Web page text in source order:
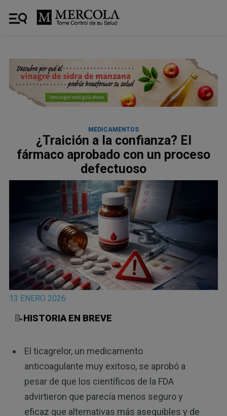
MEDICAMENTOS
¿Traición a la confianza? El
fármaco aprobado con un proceso
defectuoso
13 ENERO 2026
📝HISTORIA EN BREVE
El ticagrelor, un medicamento
anticoagulante muy exitoso, se aprobó a
pesar de que los científicos de la FDA
advirtieron que parecía menos seguro y
eficaz que alternativas más asequibles y de